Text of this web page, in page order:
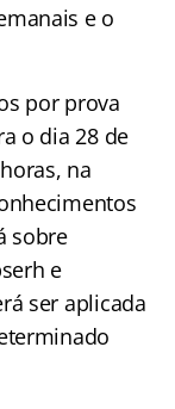
e o
por prova
o dia 28 de
na
sobre
e
ser aplicada